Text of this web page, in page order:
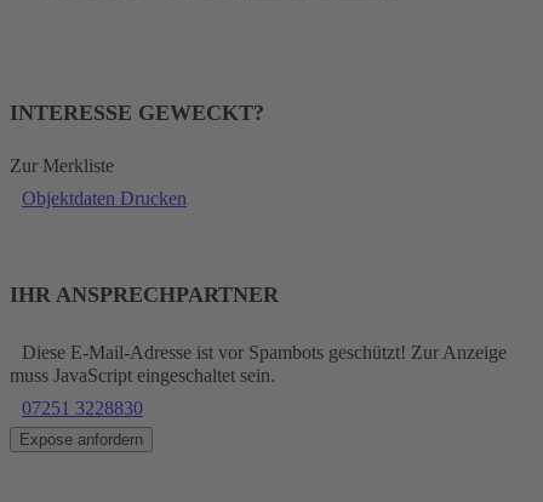
INTERESSE GEWECKT?
Zur Merkliste
Objektdaten Drucken
IHR ANSPRECHPARTNER
Diese E-Mail-Adresse ist vor Spambots geschützt! Zur Anzeige
muss JavaScript eingeschaltet sein.
07251 3228830
Expose anfordern